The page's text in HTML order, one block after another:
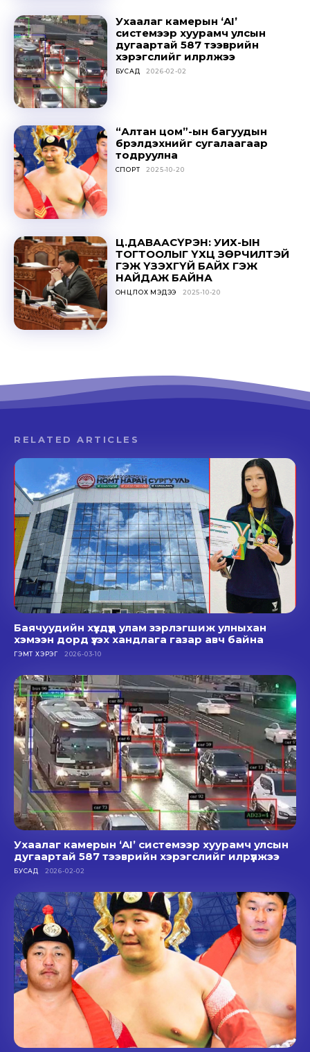
Don't miss
out!
Sing up for our newsletter
Ухаалаг камерын ‘AI’
системээр хуурамч улсын
дугаартай 587 тээврийн
хэрэгслийг илрүүлжээ
БУСАД 2026-02-02
“Алтан цом”-ын багуудын
бүрэлдэхүүнийг сугалаагаар
тодруулна
СПОРТ 2025-10-20
Ц.ДАВААСҮРЭН: УИХ-ЫН
ТОГТООЛЫГ ҮХЦ ЗӨРЧИЛТЭЙ
ГЭЖ ҮЗЭХГҮЙ БАЙХ ГЭЖ
НАЙДАЖ БАЙНА
ОНЦЛОХ МЭДЭЭ 2025-10-20
RELATED ARTICLES
Баячуудийн хүүхдүүд улам зэрлэгшиж улныхан
хэмээн дорд үзэх хандлага газар авч байна
ГЭМТ ХЭРЭГ 2026-03-10
Ухаалаг камерын ‘AI’ системээр хуурамч улсын
дугаартай 587 тээврийн хэрэгслийг илрүүлжээ
БУСАД 2026-02-02